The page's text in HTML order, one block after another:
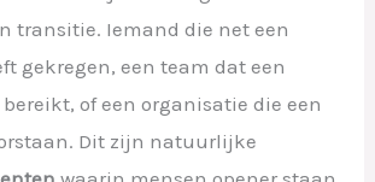
transitie. Iemand die net een
gekregen, een team dat een
of een organisatie die een
Dit zijn natuurlijke